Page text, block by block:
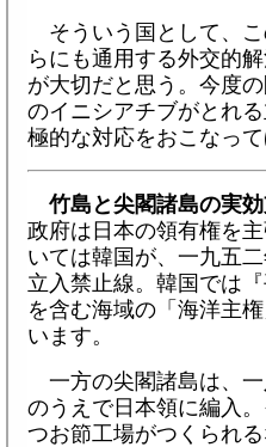
そういう国として、
らにも通用する外交的
が大切だと思う。今度
のイニシアチブがとれ
極的な対応をおこなっ
竹島と尖閣諸島の実
政府は日本の領有権を
いては韓国が、一九五
立入禁止線。韓国では
を含む海域の「海洋主
います。
一方の尖閣諸島は、
のうえで日本領に編入
つお節工場がつくられ